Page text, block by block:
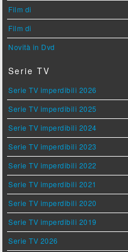
Film di
Film di
Novità in Dvd
Serie TV
Serie TV imperdibili 2026
Serie TV imperdibili 2025
Serie TV imperdibili 2024
Serie TV imperdibili 2023
Serie TV imperdibili 2022
Serie TV imperdibili 2021
Serie TV imperdibili 2020
Serie TV imperdibili 2019
Serie TV 2026